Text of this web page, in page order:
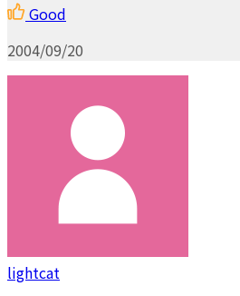
Good
2004/09/20
lightcat